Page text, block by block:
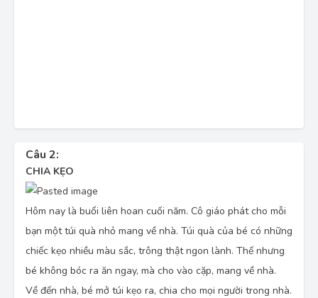
Câu 2:
CHIA KẸO
Hôm nay là buổi liên hoan cuối năm. Cô giáo phát cho mỗi
bạn một túi quà nhỏ mang về nhà. Túi quà của bé có những
chiếc kẹo nhiều màu sắc, trông thật ngon lành. Thế nhưng
bé không bóc ra ăn ngay, mà cho vào cặp, mang về nhà.
Về đến nhà, bé mở túi kẹo ra, chia cho mọi người trong nhà.